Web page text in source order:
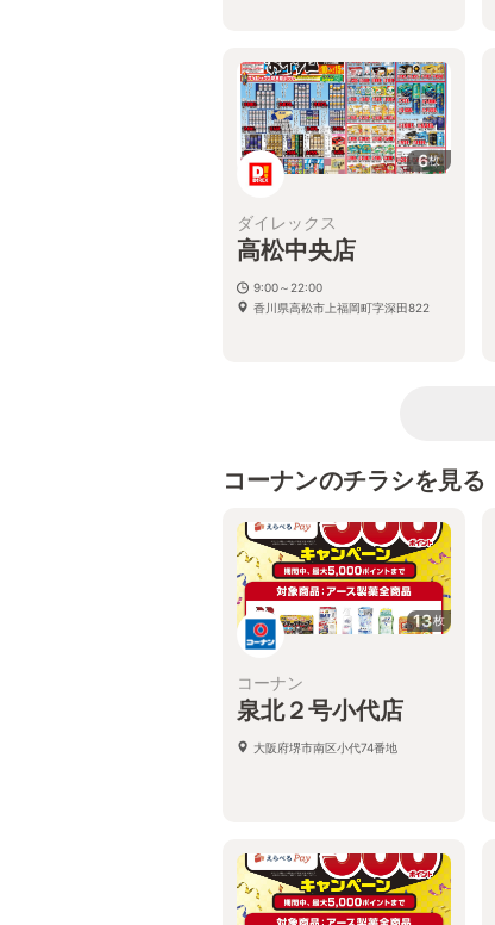
6枚
ダイレックス
高松中央店
9:00～22:00
香川県高松市上福岡町字深田822
コーナンのチラシを見る
13枚
コーナン
泉北２号小代店
大阪府堺市南区小代74番地